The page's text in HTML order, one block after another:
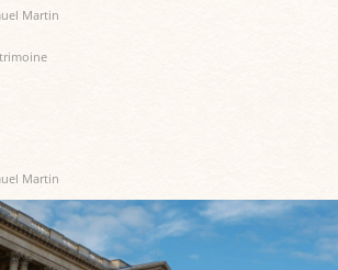
Martin
Martin